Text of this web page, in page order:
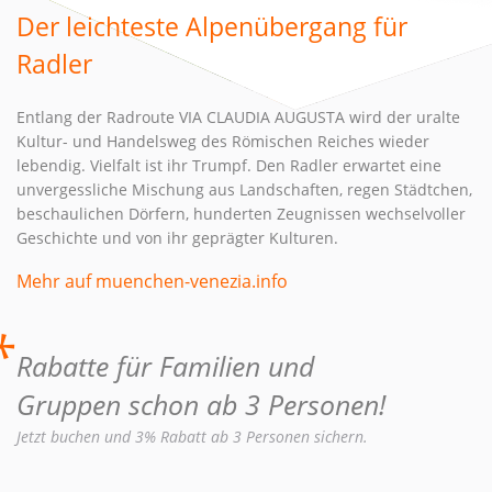
Der leichteste Alpenübergang für
Radler
Entlang der Radroute VIA CLAUDIA AUGUSTA wird der uralte
Kultur- und Handelsweg des Römischen Reiches wieder
lebendig. Vielfalt ist ihr Trumpf. Den Radler erwartet eine
unvergessliche Mischung aus Landschaften, regen Städtchen,
beschaulichen Dörfern, hunderten Zeugnissen wechselvoller
Geschichte und von ihr geprägter Kulturen.
Mehr auf muenchen-venezia.info
Rabatte für Familien und
Gruppen schon ab 3 Personen!
Jetzt buchen und 3% Rabatt ab 3 Personen sichern.